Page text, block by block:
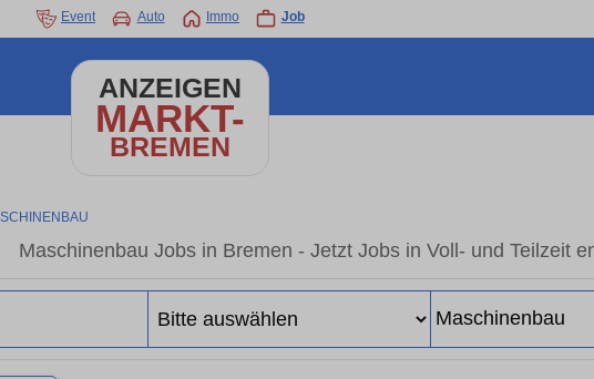
Event Auto Immo Job
ANZEIGEN
MARKT-
BREMEN
Maschinenbau Jobs in Bremen - Jetzt Jobs in Voll- und Teilzeit